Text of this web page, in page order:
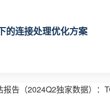
的连接处理优化方案